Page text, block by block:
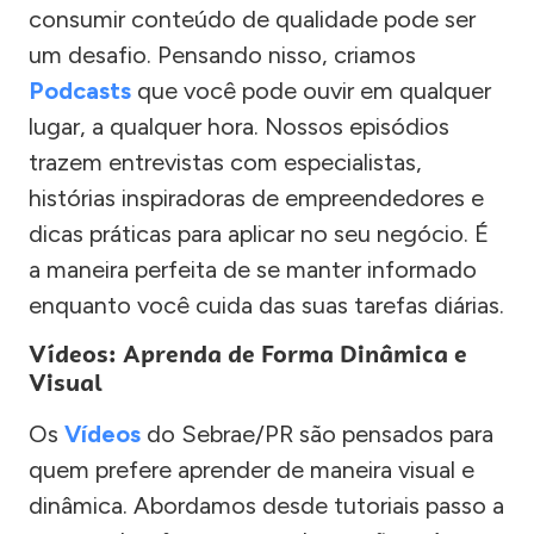
consumir conteúdo de qualidade pode ser
um desafio. Pensando nisso, criamos
Podcasts que você pode ouvir em qualquer
lugar, a qualquer hora. Nossos episódios
trazem entrevistas com especialistas,
histórias inspiradoras de empreendedores e
dicas práticas para aplicar no seu negócio. É
a maneira perfeita de se manter informado
enquanto você cuida das suas tarefas diárias.
Vídeos: Aprenda de Forma Dinâmica e
Visual
Os Vídeos do Sebrae/PR são pensados para
quem prefere aprender de maneira visual e
dinâmica. Abordamos desde tutoriais passo a